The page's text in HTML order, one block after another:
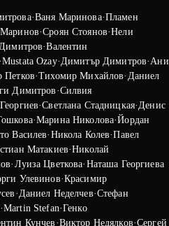
·Ваня Маринова·Пламен
·Сроян Стоянов·Нели
·Валентин
·Mustata Ozay· Димитър Димитров· Ани
Петков·Тихомир Михайлов· Даниел
Димитров ·Силвия
·Светлана Стадницкая· Денис
·Марина Николова·Йордан
Василев· Никола Колев·Павел
Матакиев·Николай
· Луиза Цветкова· Наташа Георгиева
Улевинов·Красимир
· Даниел Неделчев·Стефан
·Martin Stefan·Генко
Кунчев·Виктор Недялков·Сергей